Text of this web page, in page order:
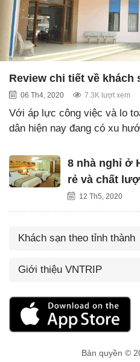
Review chi tiết về khách
06 Th4, 2020 7.3K lượt xem
Với áp lực công việc và lo
dân hiện nay đang có xu
8 nhà nghỉ ở
rẻ và chất
12 Th5, 2020
Khách sạn theo tỉnh thành
Giới thiệu VNTRIP
Bản quyền ©